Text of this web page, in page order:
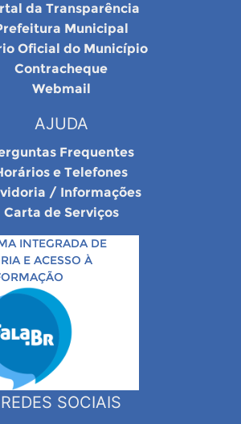
da Transparência
Municipal
Oficial do Município
Contracheque
Webmail
AJUDA
Frequentes
e Telefones
/ Informações
Carta de Serviços
INTEGRADA DE
E ACESSO À
REDES SOCIAIS